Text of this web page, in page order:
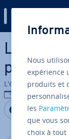
Aller au contenu
Loop for
prendre
L'équipe édi­to­riale
04/10/2022
Partager
Nous
expérience
produits et
les
que vous
choix à